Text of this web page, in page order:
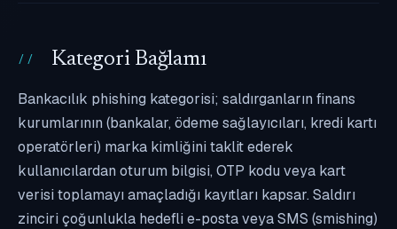
Kategori Bağlamı
Bankacılık phishing kategorisi; saldırganların finans
kurumlarının (bankalar, ödeme sağlayıcıları, kredi kartı
operatörleri) marka kimliğini taklit ederek
kullanıcılardan oturum bilgisi, OTP kodu veya kart
verisi toplamayı amaçladığı kayıtları kapsar. Saldırı
zinciri çoğunlukla hedefli e-posta veya SMS (smishing)